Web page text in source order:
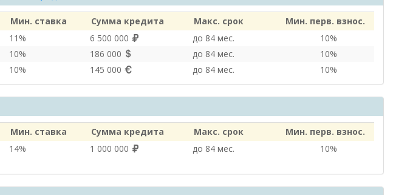
Мин. ставка Сумма кредита Макс. срок
Мин. перв. взнос.
11% 6 500 000 до 84 мес.
10%
10% 186 000 до 84 мес.
10%
10% 145 000 до 84 мес. 10%
Мин. ставка Сумма кредита Макс. срок
Мин. перв. взнос.
14% 1 000 000 до 84 мес. 10%